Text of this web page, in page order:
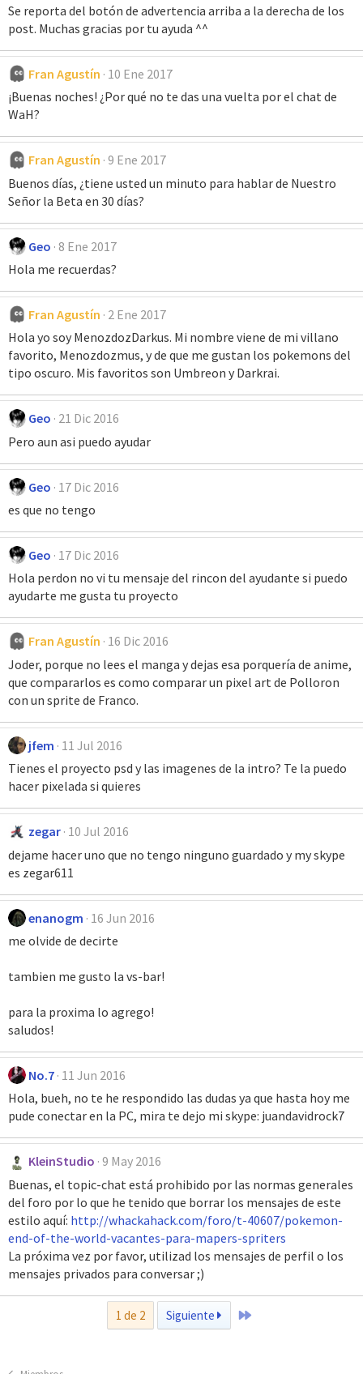
Se reporta del botón de advertencia arriba a la derecha de los
post. Muchas gracias por tu ayuda ^^
Fran Agustín 10 Ene 2017
¡Buenas noches! ¿Por qué no te das una vuelta por el chat de
WaH?
Fran Agustín 9 Ene 2017
Buenos días, ¿tiene usted un minuto para hablar de Nuestro
Señor la Beta en 30 días?
Geo 8 Ene 2017
Hola me recuerdas?
Fran Agustín 2 Ene 2017
Hola yo soy MenozdozDarkus. Mi nombre viene de mi villano
favorito, Menozdozmus, y de que me gustan los pokemons del
tipo oscuro. Mis favoritos son Umbreon y Darkrai.
Geo 21 Dic 2016
Pero aun asi puedo ayudar
Geo 17 Dic 2016
es que no tengo
Geo 17 Dic 2016
Hola perdon no vi tu mensaje del rincon del ayudante si puedo
ayudarte me gusta tu proyecto
Fran Agustín 16 Dic 2016
Joder, porque no lees el manga y dejas esa porquería de anime,
que compararlos es como comparar un pixel art de Polloron
con un sprite de Franco.
jfem 11 Jul 2016
Tienes el proyecto psd y las imagenes de la intro? Te la puedo
hacer pixelada si quieres
zegar 10 Jul 2016
dejame hacer uno que no tengo ninguno guardado y my skype
es zegar611
enanogm 16 Jun 2016
me olvide de decirte
tambien me gusto la vs-bar!
para la proxima lo agrego!
saludos!
No.7 11 Jun 2016
Hola, bueh, no te he respondido las dudas ya que hasta hoy me
pude conectar en la PC, mira te dejo mi skype: juandavidrock7
KleinStudio 9 May 2016
Buenas, el topic-chat está prohibido por las normas generales
del foro por lo que he tenido que borrar los mensajes de este
estilo aquí: http://whackahack.com/foro/t-40607/pokemon-
end-of-the-world-vacantes-para-mapers-spriters
La próxima vez por favor, utilizad los mensajes de perfil o los
mensajes privados para conversar ;)
1 de 2 Siguiente Último